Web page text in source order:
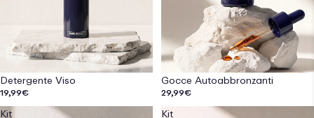
Detergente Viso
19,99€
Gocce Autoabbronzanti
29,99€
Kit
Kit